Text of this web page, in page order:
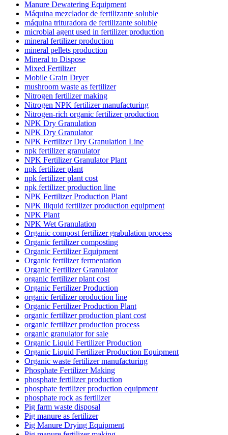
Manure Dewatering Equipment
Máquina mezclador de fertilizante soluble
máquina trituradora de fertilizante soluble
microbial agent used in fertilizer production
mineral fertilizer production
mineral pellets production
Mineral to Dispose
Mixed Fertilizer
Mobile Grain Dryer
mushroom waste as fertilizer
Nitrogen fertilizer making
Nitrogen NPK fertilizer manufacturing
Nitrogen-rich organic fertilizer production
NPK Dry Granulation
NPK Dry Granulator
NPK Fertilizer Dry Granulation Line
npk fertilizer granulator
NPK Fertilizer Granulator Plant
npk fertilizer plant
npk fertilizer plant cost
npk fertilizer production line
NPK Fertilizer Production Plant
NPK lliquid fertilizer production equipment
NPK Plant
NPK Wet Granulation
Organic compost fertilizer grabulation process
Organic fertilizer composting
Organic Fertilizer Equipment
Organic fertilizer fermentation
Organic Fertilizer Granulator
organic fertilizer plant cost
Organic Fertilizer Production
organic fertilizer production line
Organic Fertilizer Production Plant
organic fertilizer production plant cost
organic fertilizer production process
organic granulator for sale
Organic Liquid Fertilizer Production
Organic Liquid Fertilizer Production Equipment
Organic waste fertilizer manufacturing
Phosphate Fertilizer Making
phosphate fertilizer production
phosphate fertilizer production equipment
phosphate rock as fertilizer
Pig farm waste disposal
Pig manure as fertilizer
Pig Manure Drying Equipment